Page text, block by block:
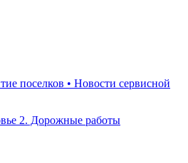
поселков • Новости сервисной
2. Дорожные работы